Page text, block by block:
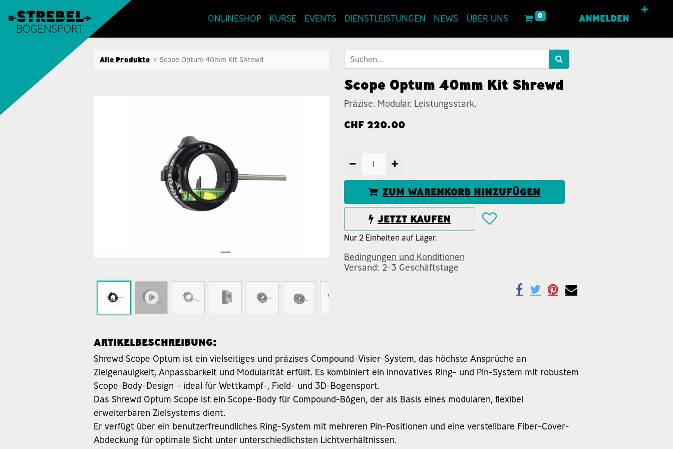
ONLINESHOP KURSE EVENTS DIENSTLEISTUNGEN NEWS ÜBER UNS 0 ANMELDEN
Alle Produkte Scope Optum 40mm Kit Shrewd
Scope Optum 40mm Kit Shrewd
Präzise. Modular. Leistungsstark.
CHF 220.00
ZUM WARENKORB HINZUFÜGEN
JETZT KAUFEN
Nur 2 Einheiten auf Lager.
Bedingungen und Konditionen
Versand: 2-3 Geschäftstage
ARTIKELBESCHREIBUNG:
Shrewd Scope Optum ist ein vielseitiges und präzises Compound-Visier-System, das höchste Ansprüche an
Zielgenauigkeit, Anpassbarkeit und Modularität erfüllt. Es kombiniert ein innovatives Ring- und Pin-System mit robustem
Scope-Body-Design – ideal für Wettkampf-, Field- und 3D-Bogensport.
Das Shrewd Optum Scope ist ein Scope-Body für Compound-Bögen, der als Basis eines modularen, flexibel
erweiterbaren Zielsystems dient.
Er verfügt über ein benutzerfreundliches Ring-System mit mehreren Pin-Positionen und eine verstellbare Fiber-Cover-
Abdeckung für optimale Sicht unter unterschiedlichsten Lichtverhältnissen.